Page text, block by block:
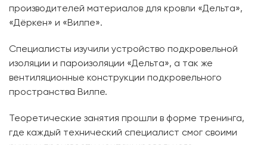
производителей материалов для кровли «Дельта»,
«Дёркен» и «Вилпе».
Специалисты изучили устройство подкровельной
изоляции и пароизоляции «Дельта», а так же
вентиляционные конструкции подкровельного
пространства Вилпе.
Теоретические занятия прошли в форме тренинга,
где каждый технический специалист смог своими